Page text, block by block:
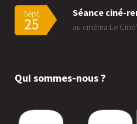
Sept.
25
Séance ciné-
au cinéma Le
Qui sommes-nous ?